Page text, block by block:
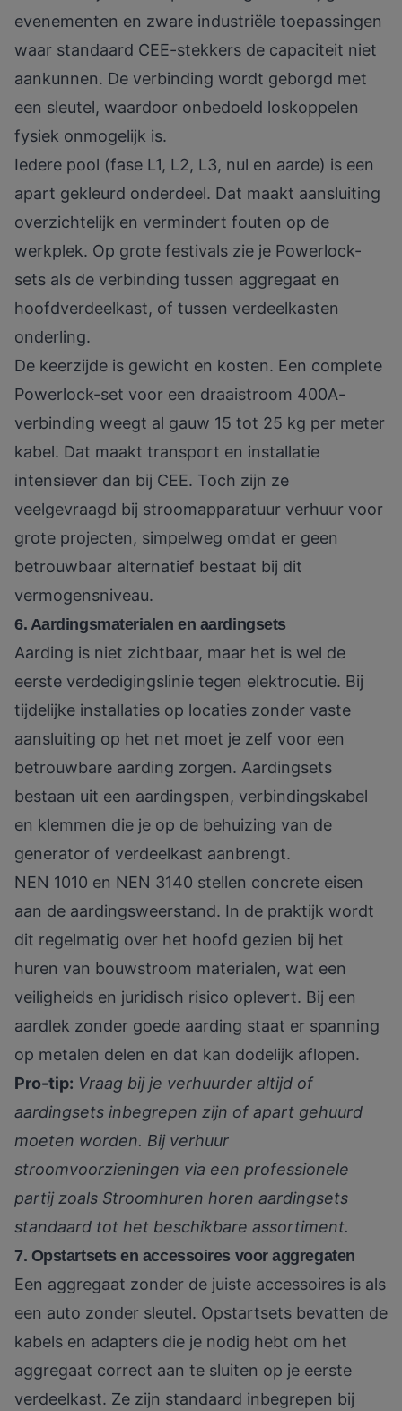
evenementen en zware industriële toepassingen
waar standaard CEE-stekkers de capaciteit niet
aankunnen. De verbinding wordt geborgd met
een sleutel, waardoor onbedoeld loskoppelen
fysiek onmogelijk is.
Iedere pool (fase L1, L2, L3, nul en aarde) is een
apart gekleurd onderdeel. Dat maakt aansluiting
overzichtelijk en vermindert fouten op de
werkplek. Op grote festivals zie je Powerlock-
sets als de verbinding tussen aggregaat en
hoofdverdeelkast, of tussen verdeelkasten
onderling.
De keerzijde is gewicht en kosten. Een complete
Powerlock-set voor een draaistroom 400A-
verbinding weegt al gauw 15 tot 25 kg per meter
kabel. Dat maakt transport en installatie
intensiever dan bij CEE. Toch zijn ze
veelgevraagd bij stroomapparatuur verhuur voor
grote projecten, simpelweg omdat er geen
betrouwbaar alternatief bestaat bij dit
vermogensniveau.
6. Aardingsmaterialen en aardingsets
Aarding is niet zichtbaar, maar het is wel de
eerste verdedigingslinie tegen elektrocutie. Bij
tijdelijke installaties op locaties zonder vaste
aansluiting op het net moet je zelf voor een
betrouwbare aarding zorgen. Aardingsets
bestaan uit een aardingspen, verbindingskabel
en klemmen die je op de behuizing van de
generator of verdeelkast aanbrengt.
NEN 1010 en NEN 3140 stellen concrete eisen
aan de aardingsweerstand. In de praktijk wordt
dit regelmatig over het hoofd gezien bij het
huren van bouwstroom materialen, wat een
veiligheids en juridisch risico oplevert. Bij een
aardlek zonder goede aarding staat er spanning
op metalen delen en dat kan dodelijk aflopen.
Pro-tip: Vraag bij je verhuurder altijd of
aardingsets inbegrepen zijn of apart gehuurd
moeten worden. Bij verhuur
stroomvoorzieningen via een professionele
partij zoals Stroomhuren horen aardingsets
standaard tot het beschikbare assortiment.
7. Opstartsets en accessoires voor aggregaten
Een aggregaat zonder de juiste accessoires is als
een auto zonder sleutel. Opstartsets bevatten de
kabels en adapters die je nodig hebt om het
aggregaat correct aan te sluiten op je eerste
verdeelkast. Ze zijn standaard inbegrepen bij